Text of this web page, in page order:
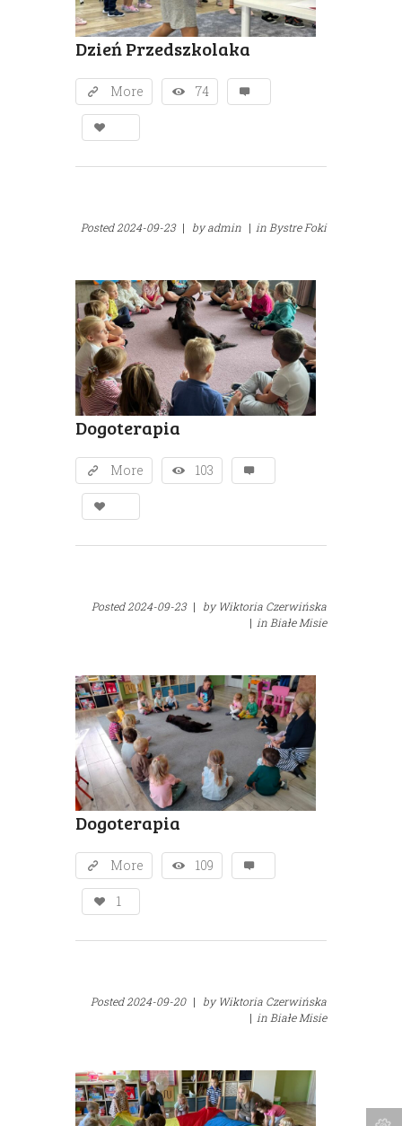
Dzień Przedszkolaka
More 74
Posted2024-09-23 | byadmin | inBystre Foki
Dogoterapia
More 103
Posted2024-09-23 | byWiktoria Czerwińska
| inBiałe Misie
Dogoterapia
More 109
1
Posted2024-09-20 | byWiktoria Czerwińska
| inBiałe Misie